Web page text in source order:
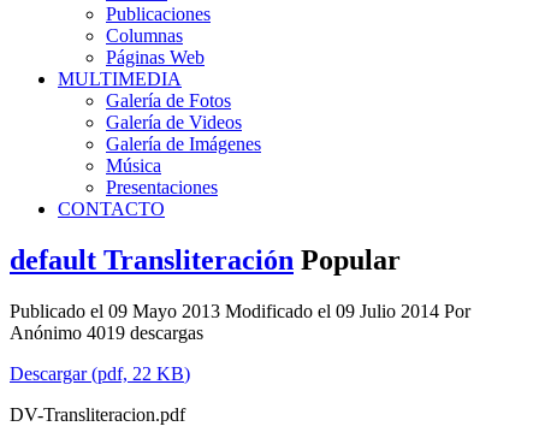
Publicaciones
Columnas
Páginas Web
MULTIMEDIA
Galería de Fotos
Galería de Videos
Galería de Imágenes
Música
Presentaciones
CONTACTO
default Transliteración Popular
Publicado el 09 Mayo 2013 Modificado el 09 Julio 2014 Por
Anónimo 4019 descargas
Descargar(pdf, 22 KB)
DV-Transliteracion.pdf